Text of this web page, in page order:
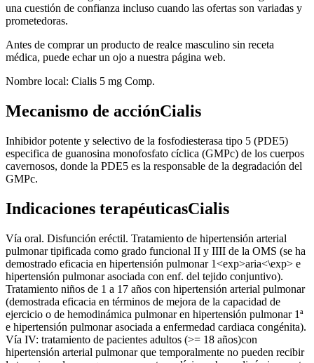
una cuestión de confianza incluso cuando las ofertas son variadas y
prometedoras.
Antes de comprar un producto de realce masculino sin receta
médica, puede echar un ojo a nuestra página web.
Nombre local: Cialis 5 mg Comp.
Mecanismo de acciónCialis
Inhibidor potente y selectivo de la fosfodiesterasa tipo 5 (PDE5)
especifica de guanosina monofosfato cíclica (GMPc) de los cuerpos
cavernosos, donde la PDE5 es la responsable de la degradación del
GMPc.
Indicaciones terapéuticasCialis
Vía oral. Disfunción eréctil. Tratamiento de hipertensión arterial
pulmonar tipificada como grado funcional II y IIII de la OMS (se ha
demostrado eficacia en hipertensión pulmonar 1<exp>aria<\exp> e
hipertensión pulmonar asociada con enf. del tejido conjuntivo).
Tratamiento niños de 1 a 17 años con hipertensión arterial pulmonar
(demostrada eficacia en términos de mejora de la capacidad de
ejercicio o de hemodinámica pulmonar en hipertensión pulmonar 1ª
e hipertensión pulmonar asociada a enfermedad cardiaca congénita).
Vía IV: tratamiento de pacientes adultos (>= 18 años)con
hipertensión arterial pulmonar que temporalmente no pueden recibir